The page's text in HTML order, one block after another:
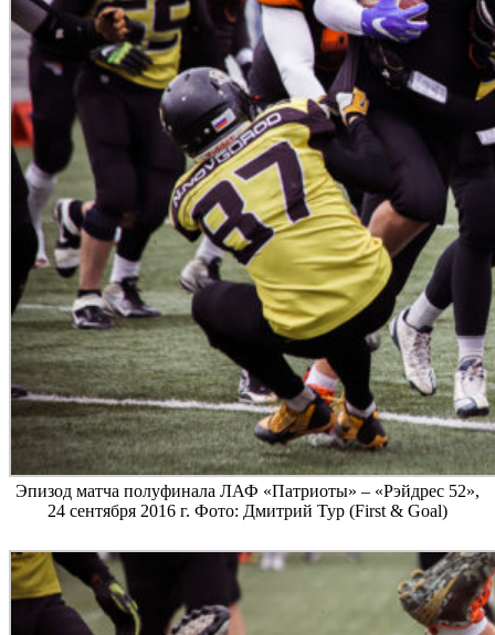
Эпизод матча полуфинала ЛАФ «Патриоты» – «Рэйдрес 52»,
24 сентября 2016 г. Фото: Дмитрий Тур (First & Goal)